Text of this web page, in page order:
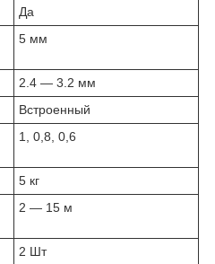
Да
5 мм
2.4 — 3.2 мм
Встроенный
1, 0,8, 0,6
5 кг
2 — 15 м
2 Шт